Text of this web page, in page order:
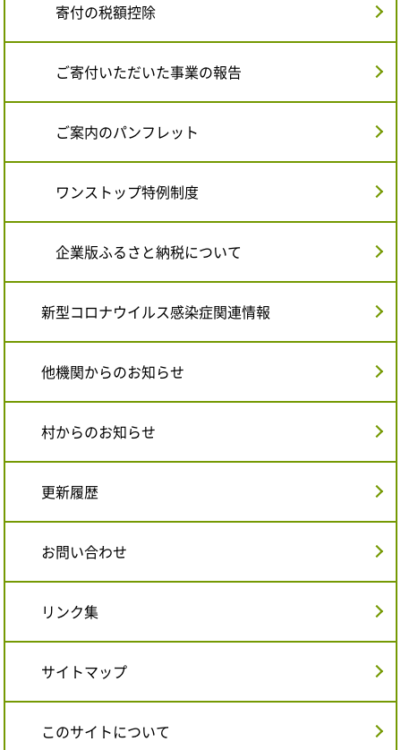
寄付の税額控除
ご寄付いただいた事業の報告
ご案内のパンフレット
ワンストップ特例制度
企業版ふるさと納税について
新型コロナウイルス感染症関連情報
他機関からのお知らせ
村からのお知らせ
更新履歴
お問い合わせ
リンク集
サイトマップ
このサイトについて